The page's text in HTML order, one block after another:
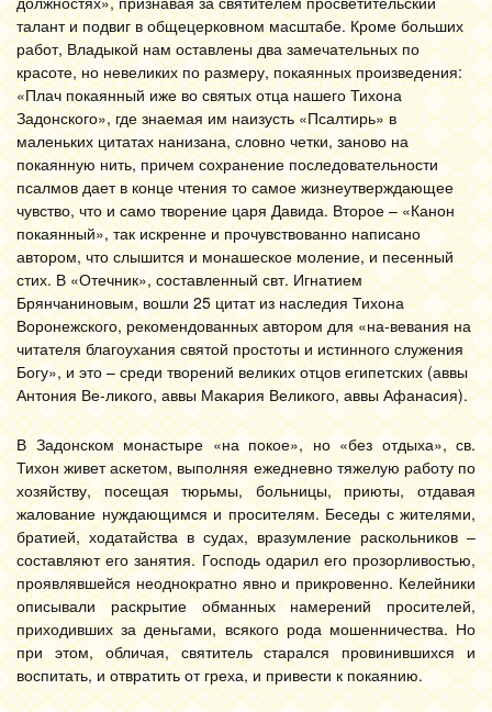
талант и подвиг в общецерковном масштабе. Кроме больших
работ, Владыкой нам оставлены два замечательных по
красоте, но невеликих по размеру, покаянных произведения:
«Плач покаянный иже во святых отца нашего Тихона
Задонского», где знаемая им наизусть «Псалтирь» в
маленьких цитатах нанизана, словно четки, заново на
покаянную нить, причем сохранение последовательности
псалмов дает в конце чтения то самое жизнеутверждающее
чувство, что и само творение царя Давида. Второе – «Канон
покаянный», так искренне и прочувствованно написано
автором, что слышится и монашеское моление, и песенный
стих. В «Отечник», составленный свт. Игнатием
Брянчаниновым, вошли 25 цитат из наследия Тихона
Воронежского, рекомендованных автором для «на-вевания на
читателя благоухания святой простоты и истинного служения
Богу», и это – среди творений великих отцов египетских (аввы
Антония Ве-ликого, аввы Макария Великого, аввы Афанасия).
В Задонском монастыре «на покое», но «без отдыха», св.
Тихон живет аскетом, выполняя ежедневно тяжелую работу по
хозяйству, посещая тюрьмы, больницы, приюты, отдавая
жалование нуждающимся и просителям. Беседы с жителями,
братией, ходатайства в судах, вразумление раскольников –
составляют его занятия. Господь одарил его прозорливостью,
проявлявшейся неоднократно явно и прикровенно. Келейники
описывали раскрытие обманных намерений просителей,
приходивших за деньгами, всякого рода мошенничества. Но
при этом, обличая, святитель старался провинившихся и
воспитать, и отвратить от греха, и привести к покаянию.